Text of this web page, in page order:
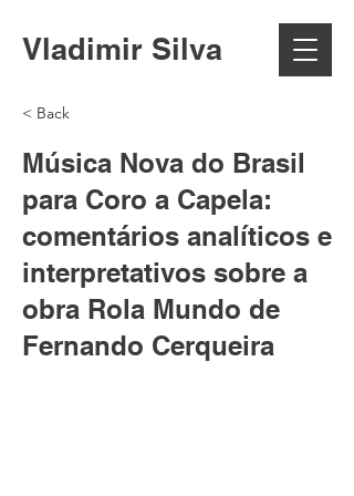
Vladimir Silva
< Back
Música Nova do Brasil
para Coro a Capela:
comentários analíticos e
interpretativos sobre a
obra Rola Mundo de
Fernando Cerqueira